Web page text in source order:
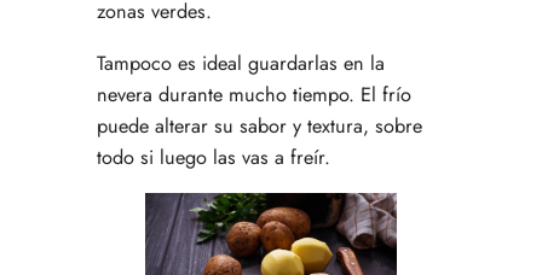
zonas verdes.
Tampoco es ideal guardarlas en la
nevera durante mucho tiempo. El frío
puede alterar su sabor y textura, sobre
todo si luego las vas a freír.